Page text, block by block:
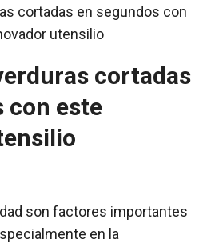
cortadas
con este
son factores importantes
en la